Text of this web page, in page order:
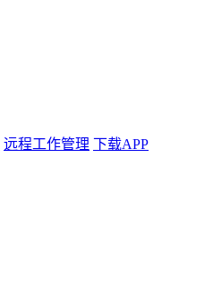
远程工作管理 下载APP